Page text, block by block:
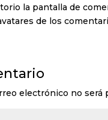
la pantalla de
de los
electrónico no será